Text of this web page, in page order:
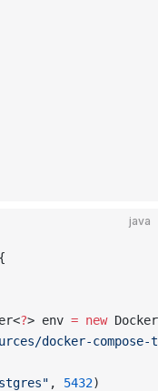
java
?> env = new
docker-
, 5432)